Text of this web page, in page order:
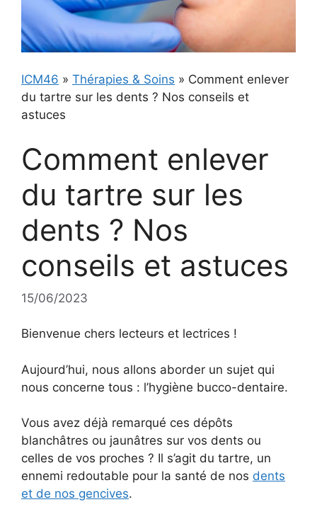
ICM46 » Thérapies & Soins » Comment enlever
du tartre sur les dents ? Nos conseils et
astuces
Comment enlever
du tartre sur les
dents ? Nos
conseils et astuces
15/06/2023
Bienvenue chers lecteurs et lectrices !
Aujourd’hui, nous allons aborder un sujet qui
nous concerne tous : l’hygiène bucco-dentaire.
Vous avez déjà remarqué ces dépôts
blanchâtres ou jaunâtres sur vos dents ou
celles de vos proches ? Il s’agit du tartre, un
ennemi redoutable pour la santé de nos dents
et de nos gencives.